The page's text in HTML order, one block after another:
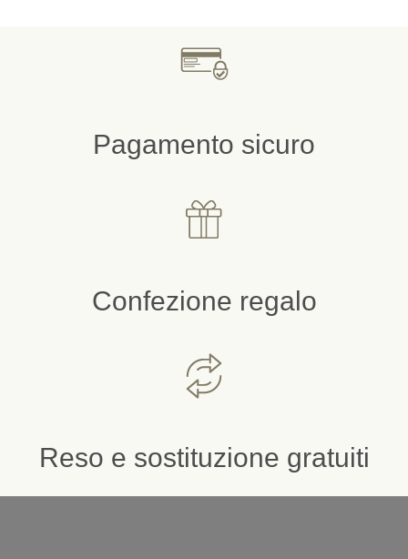
Pagamento sicuro
Confezione regalo
Reso e sostituzione gratuiti